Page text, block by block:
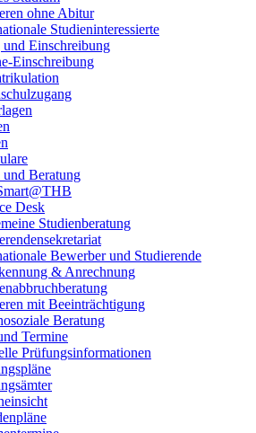
ohne Abitur
Studieninteressierte
Einschreibung
Einschreibung
Beratung
Desk
Studienberatung
Bewerber und Studierende
& Anrechnung
mit Beeinträchtigung
Beratung
Termine
Prüfungsinformationen